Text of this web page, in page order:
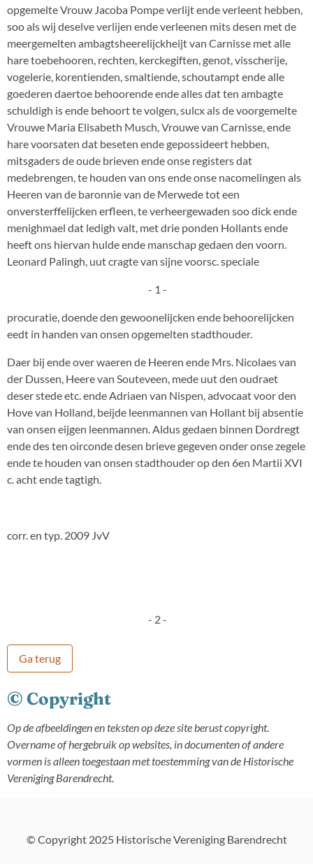
opgemelte Vrouw Jacoba Pompe verlijt ende verleent hebben,
soo als wij deselve verlijen ende verleenen mits desen met de
meergemelten ambagtsheerelijckheijt van Carnisse met alle
hare toebehooren, rechten, kerckegiften, genot, visscherije,
vogelerie, korentienden, smaltiende, schoutampt ende alle
goederen daertoe behoorende ende alles dat ten ambagte
schuldigh is ende behoort te volgen, sulcx als de voorgemelte
Vrouwe Maria Elisabeth Musch, Vrouwe van Carnisse, ende
hare voorsaten dat beseten ende gepossideert hebben,
mitsgaders de oude brieven ende onse registers dat
medebrengen, te houden van ons ende onse nacomelingen als
Heeren van de baronnie van de Merwede tot een
onversterffelijcken erfleen, te verheergewaden soo dick ende
menighmael dat ledigh valt, met drie ponden Hollants ende
heeft ons hiervan hulde ende manschap gedaen den voorn.
Leonard Palingh, uut cragte van sijne voorsc. speciale
- 1 -
procuratie, doende den gewoonelijcken ende behoorelijcken
eedt in handen van onsen opgemelten stadthouder.
Daer bij ende over waeren de Heeren ende Mrs. Nicolaes van
der Dussen, Heere van Souteveen, mede uut den oudraet
deser stede etc. ende Adriaen van Nispen, advocaat voor den
Hove van Holland, beijde leenmannen van Hollant bij absentie
van onsen eijgen leenmannen. Aldus gedaen binnen Dordregt
ende des ten oirconde desen brieve gegeven onder onse zegele
ende te houden van onsen stadthouder op den 6en Martii XVI
c. acht ende tagtigh.
corr. en typ. 2009 JvV
- 2 -
Ga terug
© Copyright
Op de afbeeldingen en teksten op deze site berust copyright.
Overname of hergebruik op websites, in documenten of andere
vormen is alleen toegestaan met toestemming van de Historische
Vereniging Barendrecht.
© Copyright 2025 Historische Vereniging Barendrecht